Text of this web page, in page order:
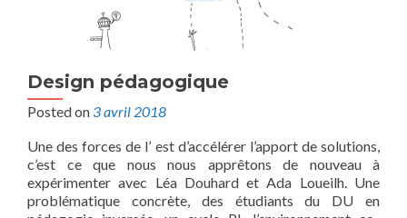
Design pédagogique
Posted on 3 avril 2018
Une des forces de l’ est d’accélérer l’apport de solutions,
c’est ce que nous nous apprêtons de nouveau à
expérimenter avec Léa Douhard et Ada Loueilh. Une
problématique concrète, des étudiants du DU en